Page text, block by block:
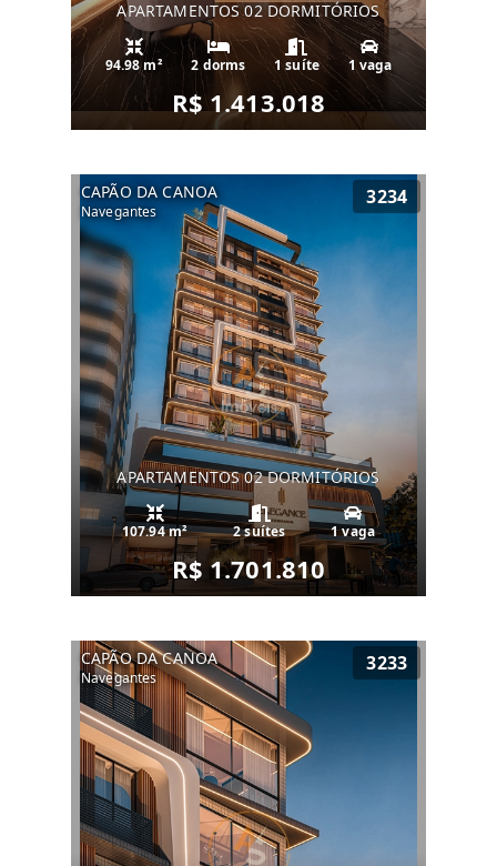
APARTAMENTOS 02 DORMITÓRIOS
94.98 m² 2 dorms 1 suíte 1 vaga
R$ 1.413.018
CAPÃO DA CANOA
Navegantes
3234
APARTAMENTOS 02 DORMITÓRIOS
107.94 m² 2 suítes 1 vaga
R$ 1.701.810
CAPÃO DA CANOA
Navegantes
3233